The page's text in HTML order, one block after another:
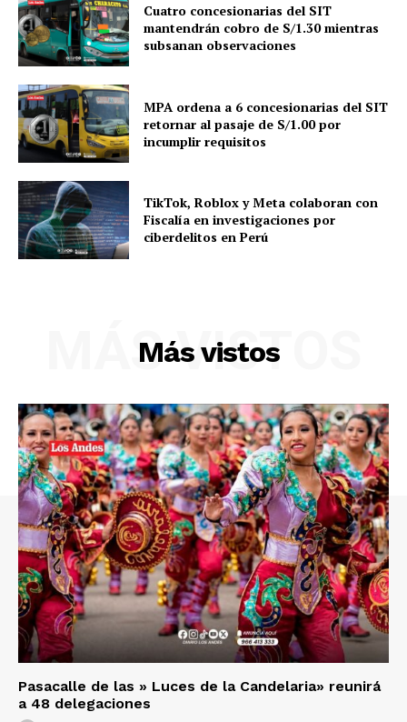
Cuatro concesionarias del SIT
mantendrán cobro de S/1.30 mientras
subsanan observaciones
MPA ordena a 6 concesionarias del SIT
retornar al pasaje de S/1.00 por
incumplir requisitos
TikTok, Roblox y Meta colaboran con
Fiscalía en investigaciones por
ciberdelitos en Perú
Más vistos
MÁS VISTOS
Pasacalle de las » Luces de la Candelaria» reunirá
a 48 delegaciones